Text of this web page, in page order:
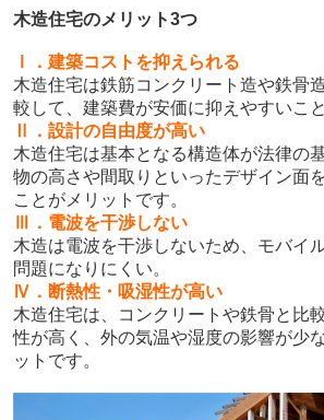
木造住宅のメリット3つ
Ⅰ．建築コストを抑えられる
木造住宅は鉄筋コンクリート造や鉄骨
較して、建築費が安価に抑えやすいこ
Ⅱ．設計の自由度が高い
木造住宅は基本となる構造体が法律の
物の高さや間取りといったデザイン面
ことがメリットです。
Ⅲ．電波を干渉しない
木造は電波を干渉しないため、モバイ
問題になりにくい。
Ⅳ．断熱性・吸湿性が高い
木造住宅は、コンクリートや鉄骨と比
性が高く、外の気温や湿度の影響が少
ットです。